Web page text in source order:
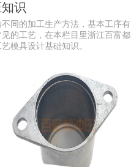
识
同的加工生产方法，基本工序有
的工艺，在本栏目里浙江百富都
模具设计基础知识。